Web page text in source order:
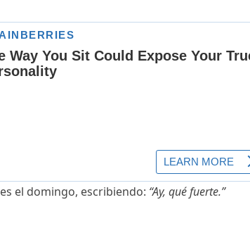
el domingo, escribiendo: “Ay, qué fuerte.”